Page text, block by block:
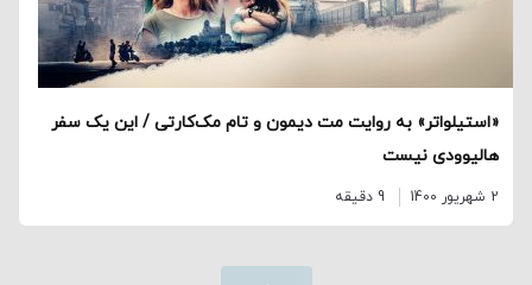
«استیلواتر» به روایت مت دیمون و تام مک‌کارتی / این یک سفر
هالیوودی نیست
2 شهریور 1400 9 دقیقه